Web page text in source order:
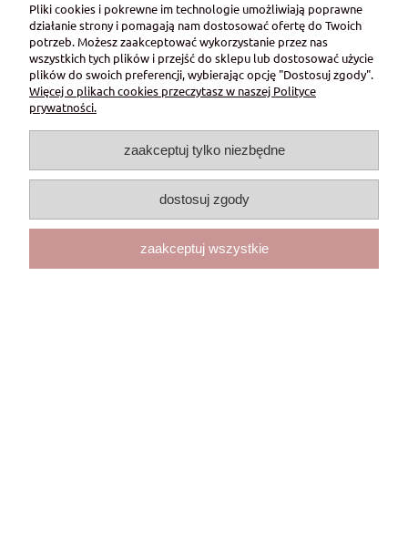
Etui na paszport rodzinne - NIEBIESKIE
159,00 zł
Pliki cookies i pokrewne im technologie umożliwiają poprawne
działanie strony i pomagają nam dostosować ofertę do Twoich
potrzeb. Możesz zaakceptować wykorzystanie przez nas
wszystkich tych plików i przejść do sklepu lub dostosować użycie
plików do swoich preferencji, wybierając opcję "Dostosuj zgody".
Więcej o plikach cookies przeczytasz w naszej Polityce
prywatności.
zaakceptuj tylko niezbędne
dostosuj zgody
zaakceptuj wszystkie